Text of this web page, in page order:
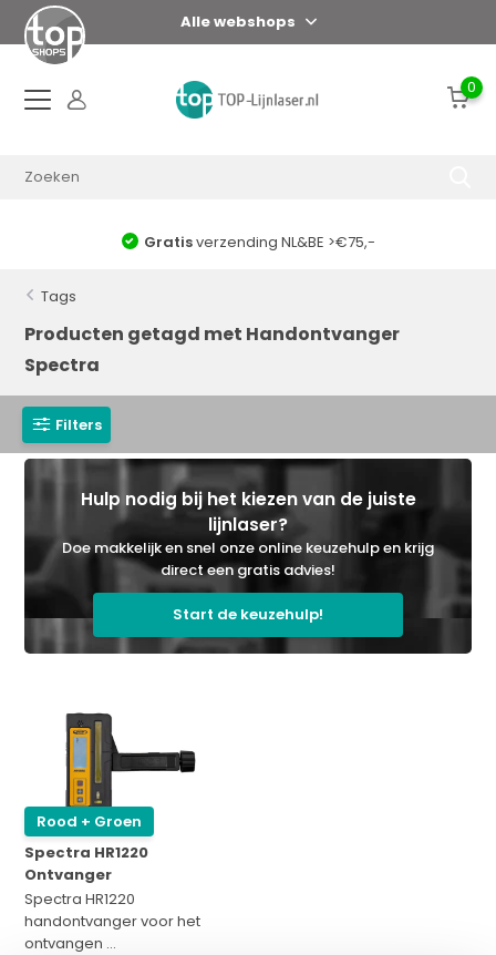
Alle webshops
0
Gratisverzending NL&BE >€75,-
Tags
Producten getagd met Handontvanger
Spectra
Filters
Hulp nodig bij het kiezen van de juiste
lijnlaser?
Doe makkelijk en snel onze online keuzehulp en krijg
direct een gratis advies!
Start de keuzehulp!
Rood + Groen
Spectra HR1220
Ontvanger
Spectra HR1220
handontvanger voor het
ontvangen ...